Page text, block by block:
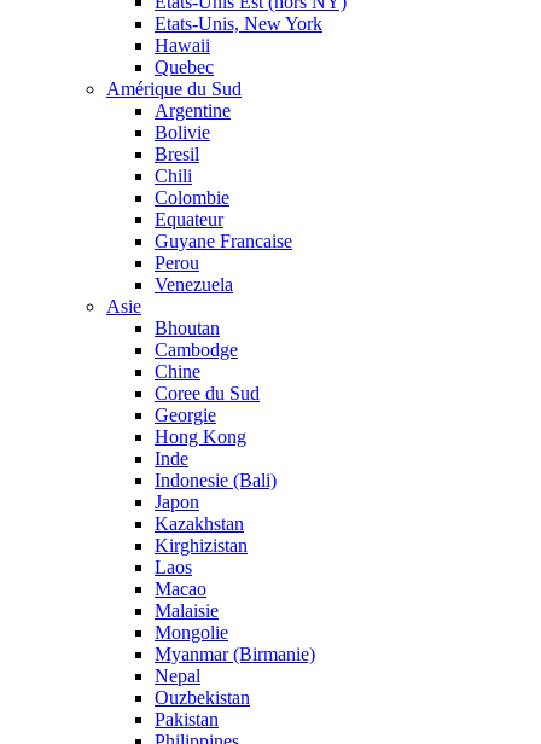
Etats-Unis, New York
Hawaii
Quebec
Amérique du Sud
Argentine
Bolivie
Bresil
Chili
Colombie
Equateur
Guyane Francaise
Perou
Venezuela
Asie
Bhoutan
Cambodge
Chine
Coree du Sud
Georgie
Hong Kong
Inde
Indonesie (Bali)
Japon
Kazakhstan
Kirghizistan
Laos
Macao
Malaisie
Mongolie
Myanmar (Birmanie)
Nepal
Ouzbekistan
Pakistan